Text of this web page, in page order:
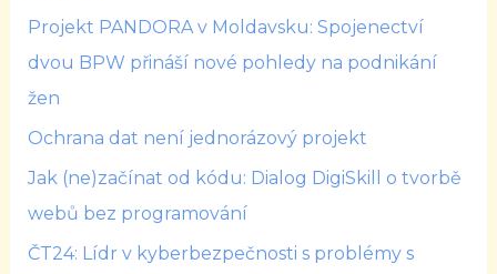
Projekt PANDORA v Moldavsku: Spojenectví
dvou BPW přináší nové pohledy na podnikání
žen
Ochrana dat není jednorázový projekt
Jak (ne)začínat od kódu: Dialog DigiSkill o tvorbě
webů bez programování
ČT24: Lídr v kyberbezpečnosti s problémy s